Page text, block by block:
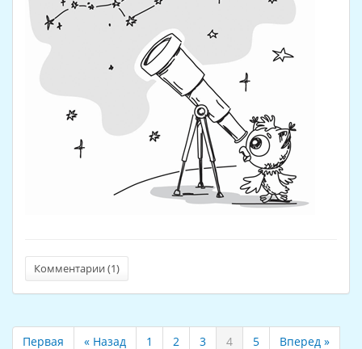
Комментарии (1)
Первая « Назад 1 2 3 4 5 Вперед »